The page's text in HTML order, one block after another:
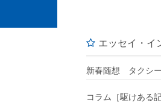
エッセイ・イ
新春随想 タクシ
コラム［駆けあ